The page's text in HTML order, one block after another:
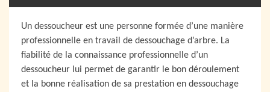
Un dessoucheur est une personne formée d’une manière
professionnelle en travail de dessouchage d’arbre. La
fiabilité de la connaissance professionnelle d’un
dessoucheur lui permet de garantir le bon déroulement
et la bonne réalisation de sa prestation en dessouchage